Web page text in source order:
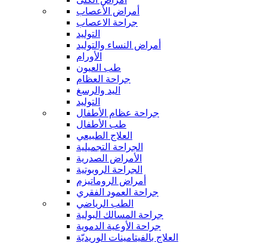
أمراض الأعصاب
جراحة الاعصاب
التوليد
أمراض النساء والتوليد
الأورام
طب العيون
جراحة العظام
اليد والرسغ
التوليد
جراحة عظام الأطفال
طب الأطفال
العلاج الطبيعي
الجراحة التجميلية
الأمراض الصدرية
الجراحة الروبوتية
أمراض الروماتيزم
جراحة العمود الفقري
الطب الرياضي
جراحة المسالك البولية
جراحة الأوعية الدموية
العلاج بالفيتامينات الوريديّة